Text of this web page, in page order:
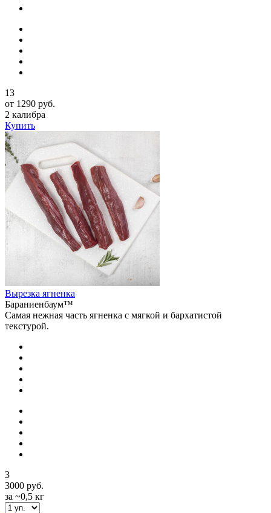
13
от 1290 руб.
2 калибра
Купить
Вырезка ягненка
Бараниенбаум™
Самая нежная часть ягненка с мягкой и бархатистой
текстурой.
3
3000 руб.
за ~0,5 кг